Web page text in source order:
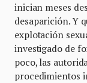
inician meses
desaparición. Y
explotación
investigado de
poco, las
procedimientos